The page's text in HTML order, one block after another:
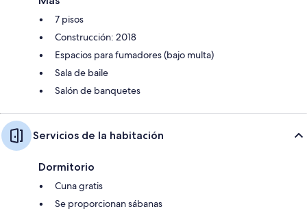
7 pisos
Construcción: 2018
Espacios para fumadores (bajo multa)
Sala de baile
Salón de banquetes
Servicios de la habitación
Dormitorio
Cuna gratis
Se proporcionan sábanas